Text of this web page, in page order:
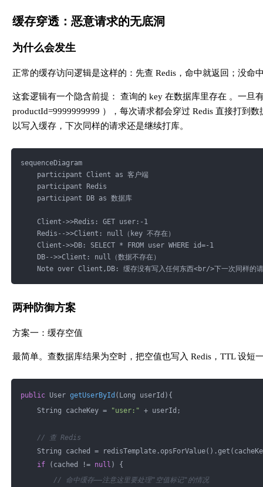
缓存穿透：恶意请求的无底洞
为什么会发生
正常的缓存访问逻辑是这样的：先查 Redis，命中就返回；没命
这套逻辑有一个隐含前提： 查询的 key 在数据库里存在 。一旦
productId=9999999999 ），每次请求都会穿过 Redis 直接打
以写入缓存，下次同样的请求还是继续打库。
sequenceDiagram
participant Client as 客户端
participant Redis
participant DB as 数据库
Client->>Redis: GET user:-1
Redis-->>Client: null（key 不存在）
Client->>DB: SELECT * FROM user WHERE id=-1
DB-->>Client: null（数据不存在）
Note over Client,DB: 缓存没有写入任何东西<br/>下一次同样的请
两种防御方案
方案一：缓存空值
最简单。查数据库结果为空时，把空值也写入 Redis，TTL 设短
public User getUserById (Long userId) {
String cacheKey =
"user:" + userId;
// 查 Redis
String cached =
if (cached != null ) {
// 命中缓存——注意这里要处理"空值标记"的情况